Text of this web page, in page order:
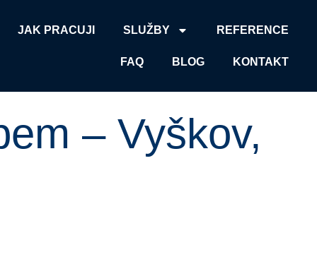
JAK PRACUJI SLUŽBY REFERENCE
FAQ BLOG KONTAKT
– Vyškov,